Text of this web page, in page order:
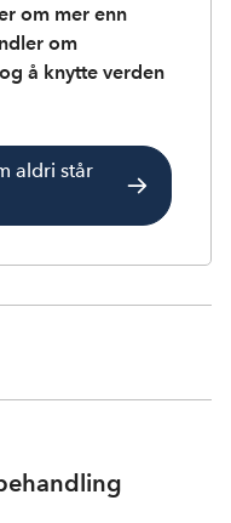
om mer enn
om
å knytte verden
aldri står